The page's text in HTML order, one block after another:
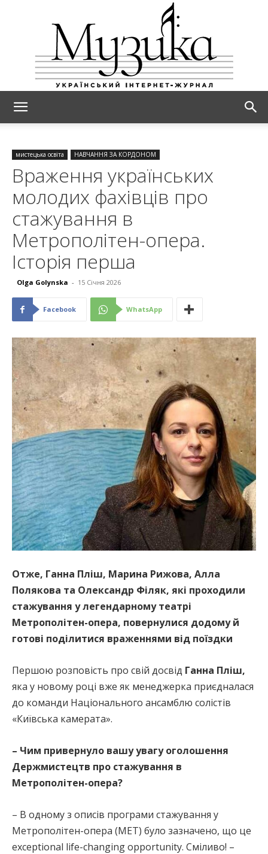
мистецька освіта НАВЧАННЯ ЗА КОРДОНОМ
Враження українських
молодих фахівців про
стажування в
Метрополітен-опера.
Історія перша
Olga Golynska - 15 Січня 2026
Facebook WhatsApp
Отже, Ганна Пліш, Марина Рижова, Алла
Полякова та Олександр Філяк, які проходили
стажування у легендарному театрі
Метрополітен-опера, повернулися додому й
готові поділитися враженнями від поїздки
Першою розповість про свій досвід Ганна Пліш,
яка у новому році вже як менеджерка приєдналася
до команди Національного ансамблю солістів
«Київська камерата».
– Чим привернуло вашу увагу оголошення
Держмистецтв про стажування в
Метрополітен-опера?
– В одному з описів програми стажування у
Метрополітен-опера (МЕТ) було зазначено, що це
exceptional life-changing opportunity. Сміливо! –